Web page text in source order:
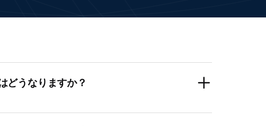
どうなりますか？